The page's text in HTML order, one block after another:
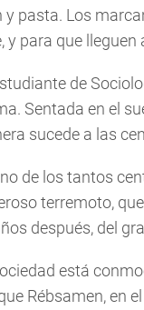
y pasta. Los
y para que
de
Sentada en el
sucede a las
de los tantos
terremoto,
después, del
está
Rébsamen, en